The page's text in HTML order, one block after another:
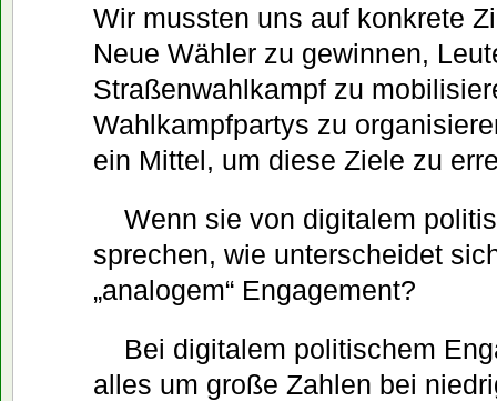
Wir mussten uns auf konkrete
Neue Wähler zu gewinnen,
Straßenwahlkampf zu
Wahlkampfpartys zu
ein Mittel, um diese Ziele zu
Wenn sie von digitalem
sprechen, wie unterscheidet
„analogem“ Engagement?
Bei digitalem politischem
alles um große Zahlen bei